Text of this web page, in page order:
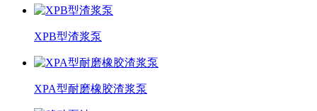
XPB型渣浆泵
XPA型耐磨橡胶渣浆泵